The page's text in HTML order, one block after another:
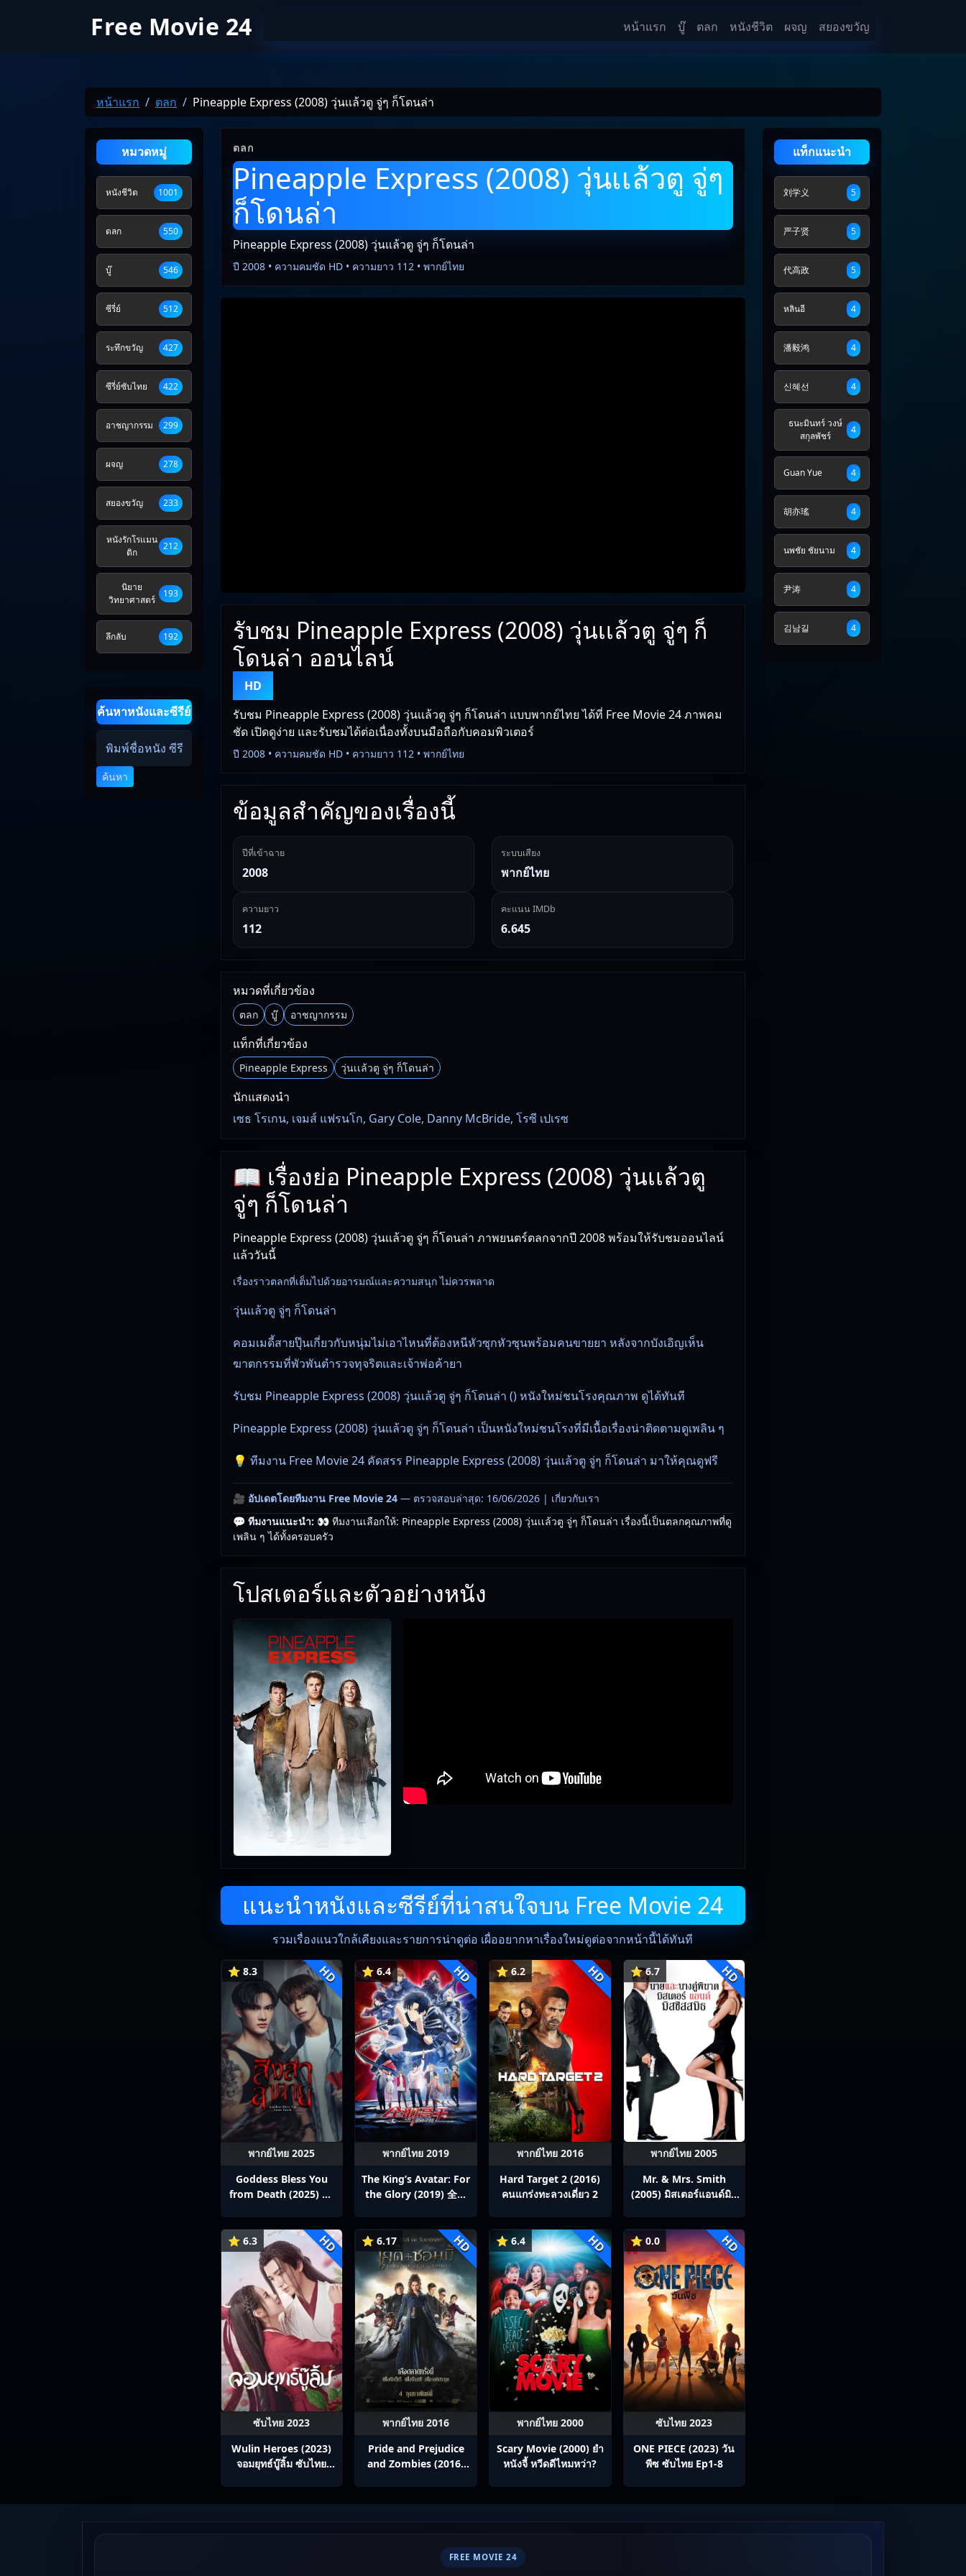
Free Movie 24 หน้าแรก บู๊ ตลก หนังชีวิต ผจญ สยองขวัญ
หน้าแรก ตลก Pineapple Express (2008) วุ่นเเล้วตู จู่ๆ ก็โดนล่า
หมวดหมู่
หนังชีวิต 1001
ตลก 550
บู๊ 546
ซีรี่ย์ 512
ระทึกขวัญ 427
ซีรี่ย์ซับไทย 422
อาชญากรรม 299
ผจญ 278
สยองขวัญ 233
หนังรักโรแมน
ติก
212
นิยาย
วิทยาศาสตร์
193
ลึกลับ 192
ค้นหาหนังและซีรีย์
ค้นหา
ตลก
Pineapple Express (2008) วุ่นเเล้วตู จู่ๆ
ก็โดนล่า
Pineapple Express (2008) วุ่นเเล้วตู จู่ๆ ก็โดนล่า
ปี 2008 • ความคมชัด HD • ความยาว 112 • พากย์ไทย
รับชม Pineapple Express (2008) วุ่นเเล้วตู จู่ๆ ก็
โดนล่า ออนไลน์
HD
รับชม Pineapple Express (2008) วุ่นเเล้วตู จู่ๆ ก็โดนล่า แบบพากย์ไทย ได้ที่ Free Movie 24 ภาพคม
ชัด เปิดดูง่าย และรับชมได้ต่อเนื่องทั้งบนมือถือกับคอมพิวเตอร์
ปี 2008 • ความคมชัด HD • ความยาว 112 • พากย์ไทย
ข้อมูลสำคัญของเรื่องนี้
ปีที่เข้าฉาย
2008
ระบบเสียง
พากย์ไทย
ความยาว
112
คะแนน IMDb
6.645
หมวดที่เกี่ยวข้อง
ตลก บู๊ อาชญากรรม
แท็กที่เกี่ยวข้อง
Pineapple Express วุ่นเเล้วตู จู่ๆ ก็โดนล่า
นักแสดงนำ
เซธ โรเกน, เจมส์ แฟรนโก, Gary Cole, Danny McBride, โรซี เปเรซ
📖 เรื่องย่อ Pineapple Express (2008) วุ่นเเล้วตู
จู่ๆ ก็โดนล่า
Pineapple Express (2008) วุ่นเเล้วตู จู่ๆ ก็โดนล่า ภาพยนตร์ตลกจากปี 2008 พร้อมให้รับชมออนไลน์
แล้ววันนี้
เรื่องราวตลกที่เต็มไปด้วยอารมณ์และความสนุก ไม่ควรพลาด
วุ่นเเล้วตู จู่ๆ ก็โดนล่า
คอมเมดี้สายปุ๊นเกี่ยวกับหนุ่มไม่เอาไหนที่ต้องหนีหัวซุกหัวซุนพร้อมคนขายยา หลังจากบังเอิญเห็น
ฆาตกรรมที่พัวพันตำรวจทุจริตและเจ้าพ่อค้ายา
รับชม Pineapple Express (2008) วุ่นเเล้วตู จู่ๆ ก็โดนล่า () หนังใหม่ชนโรงคุณภาพ ดูได้ทันที
Pineapple Express (2008) วุ่นเเล้วตู จู่ๆ ก็โดนล่า เป็นหนังใหม่ชนโรงที่มีเนื้อเรื่องน่าติดตามดูเพลิน ๆ
💡 ทีมงาน Free Movie 24 คัดสรร Pineapple Express (2008) วุ่นเเล้วตู จู่ๆ ก็โดนล่า มาให้คุณดูฟรี
🎥 อัปเดตโดยทีมงาน Free Movie 24— ตรวจสอบล่าสุด: 16/06/2026 | เกี่ยวกับเรา
💬 ทีมงานแนะนำ: 👀 ทีมงานเลือกให้: Pineapple Express (2008) วุ่นเเล้วตู จู่ๆ ก็โดนล่า เรื่องนี้เป็นตลกคุณภาพที่ดู
เพลิน ๆ ได้ทั้งครอบครัว
โปสเตอร์และตัวอย่างหนัง
แนะนำหนังและซีรีย์ที่น่าสนใจบน Free Movie 24
รวมเรื่องแนวใกล้เคียงและรายการน่าดูต่อ เผื่ออยากหาเรื่องใหม่ดูต่อจากหน้านี้ได้ทันที
⭐ 8.3 HD
พากย์ไทย 2025
Goddess Bless You
from Death (2025) สิง
⭐ 6.4 HD
พากย์ไทย 2019
The King’s Avatar: For
the Glory (2019) 全职
⭐ 6.2 HD
พากย์ไทย 2016
Hard Target 2 (2016)
คนแกร่งทะลวงเดี่ยว 2
⭐ 6.7 HD
พากย์ไทย 2005
Mr. & Mrs. Smith
(2005) มิสเตอร์แอนด์มิส
⭐ 6.3
HD
ซับไทย 2023
Wulin Heroes (2023)
จอมยุทธ์บู๊ลิ้ม ซับไทย
⭐ 6.17 HD
พากย์ไทย 2016
Pride and Prejudice
and Zombies (2016)
⭐ 6.4 HD
พากย์ไทย 2000
Scary Movie (2000) ยำ
หนังจี้​ หวีดดีไหมหว่า?
⭐ 0.0 HD
ซับไทย 2023
ONE PIECE (2023) วัน
พีซ ซับไทย Ep1-8
แท็กแนะนำ
刘学义 5
严子贤 5
代高政 5
หลินอี 4
潘毅鸿 4
신혜선 4
ธนะมินทร์ วงษ์
สกุลพัชร์
4
Guan Yue 4
胡亦瑤 4
นพชัย ชัยนาม 4
尹涛 4
김남길 4
FREE MOVIE 24